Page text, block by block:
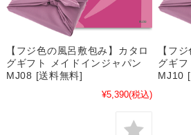
【フジ色の風呂敷包み】カタロ
グギフト メイドインジャパン
MJ08 [送料無料]
¥5,390(税込)
【フ
グギ
MJ10